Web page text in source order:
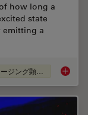
how long a
state
emitting a
FLIM（蛍光寿命イメージング顕微鏡法） A